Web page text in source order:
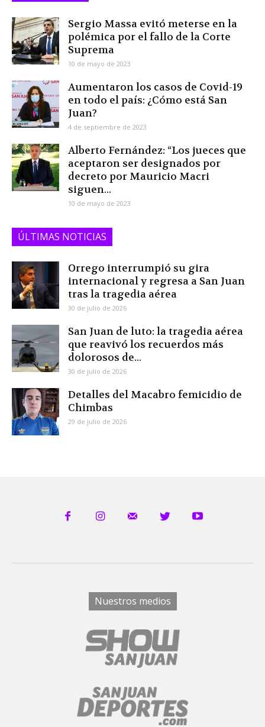
Sergio Massa evitó meterse en la
polémica por el fallo de la Corte
Suprema
10 de mayo de 2023
Aumentaron los casos de Covid-19
en todo el país: ¿Cómo está San
Juan?
4 de septiembre de 2023
Alberto Fernández: “Los jueces que
aceptaron ser designados por
decreto por Mauricio Macri
siguen...
10 de mayo de 2023
ÚLTIMAS NOTICIAS
Orrego interrumpió su gira
internacional y regresa a San Juan
tras la tragedia aérea
30 de julio de 2026
San Juan de luto: la tragedia aérea
que reavivó los recuerdos más
dolorosos de...
30 de julio de 2026
Detalles del Macabro femicidio de
Chimbas
29 de julio de 2026
Nuestros medios